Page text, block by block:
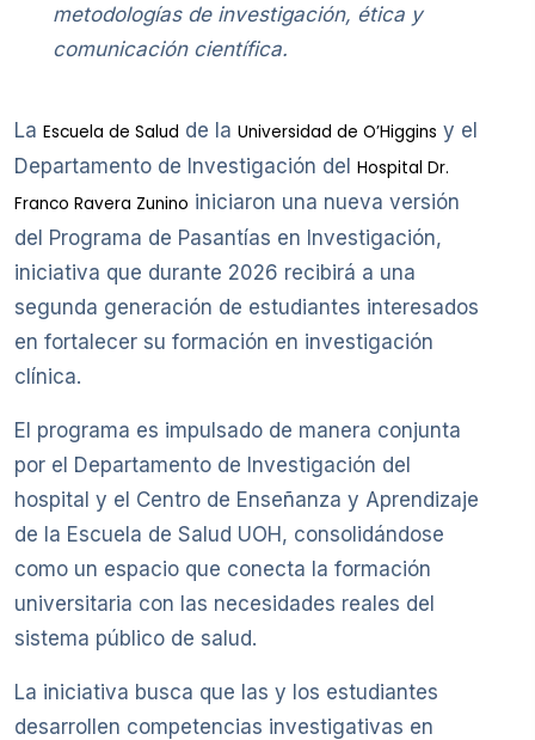
metodologías de investigación, ética y
comunicación científica.
La Escuela de Salud de la Universidad de O’Higgins y el
Departamento de Investigación del Hospital Dr.
Franco Ravera Zunino iniciaron una nueva versión
del Programa de Pasantías en Investigación,
iniciativa que durante 2026 recibirá a una
segunda generación de estudiantes interesados
en fortalecer su formación en investigación
clínica.
El programa es impulsado de manera conjunta
por el Departamento de Investigación del
hospital y el Centro de Enseñanza y Aprendizaje
de la Escuela de Salud UOH, consolidándose
como un espacio que conecta la formación
universitaria con las necesidades reales del
sistema público de salud.
La iniciativa busca que las y los estudiantes
desarrollen competencias investigativas en